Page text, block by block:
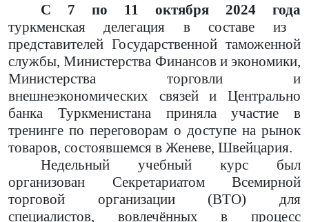
С 7 по 11 октября 2024 года
туркменская делегация в составе из
представителей Государственной таможенной
службы, Министерства Финансов и экономики,
Министерства торговли и
внешнеэкономических связей и Центрально
банка Туркменистана приняла участие в
тренинге по переговорам о доступе на рынок
товаров, состоявшемся в Женеве, Швейцария.
Недельный учебный курс был
организован Секретариатом Всемирной
торговой организации (ВТО) для
специалистов, вовлечённых в процесс